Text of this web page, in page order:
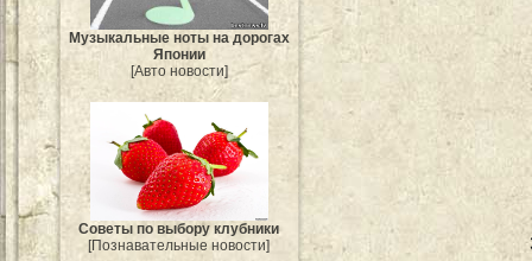
Музыкальные ноты на дорогах
Японии
[Авто новости]
Советы по выбору клубники
[Познавательные новости]